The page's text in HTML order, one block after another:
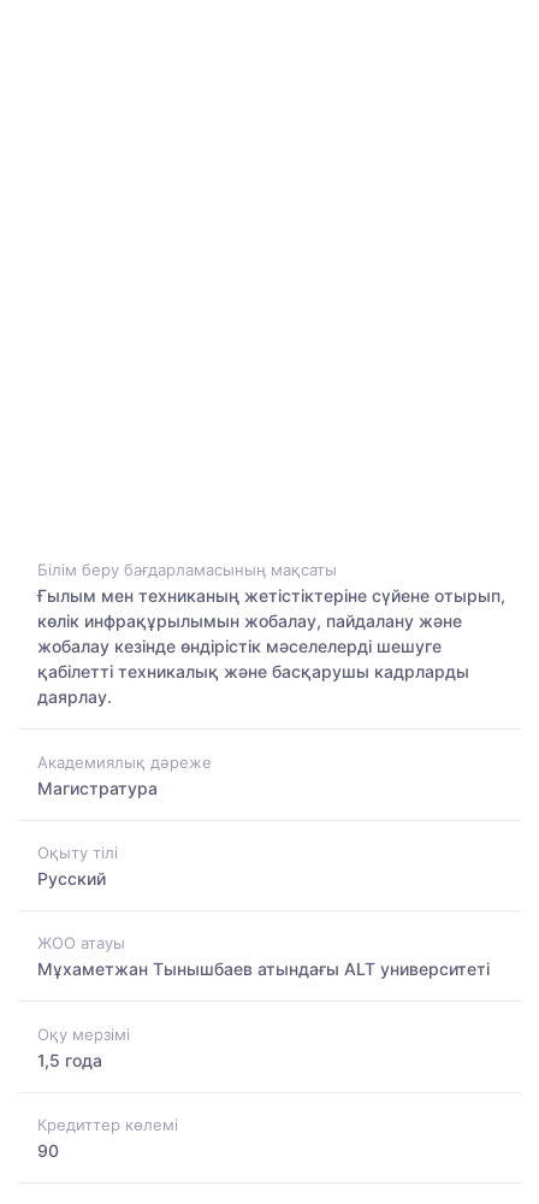
Білім беру бағдарламасының мақсаты
Ғылым мен техниканың жетістіктеріне сүйене отырып,
көлік инфрақұрылымын жобалау, пайдалану және
жобалау кезінде өндірістік мәселелерді шешуге
қабілетті техникалық және басқарушы кадрларды
даярлау.
Академиялық дәреже
Магистратура
Оқыту тілі
Русский
ЖОО атауы
Мұхаметжан Тынышбаев атындағы ALT университеті
Оқу мерзімі
1,5 года
Кредиттер көлемі
90